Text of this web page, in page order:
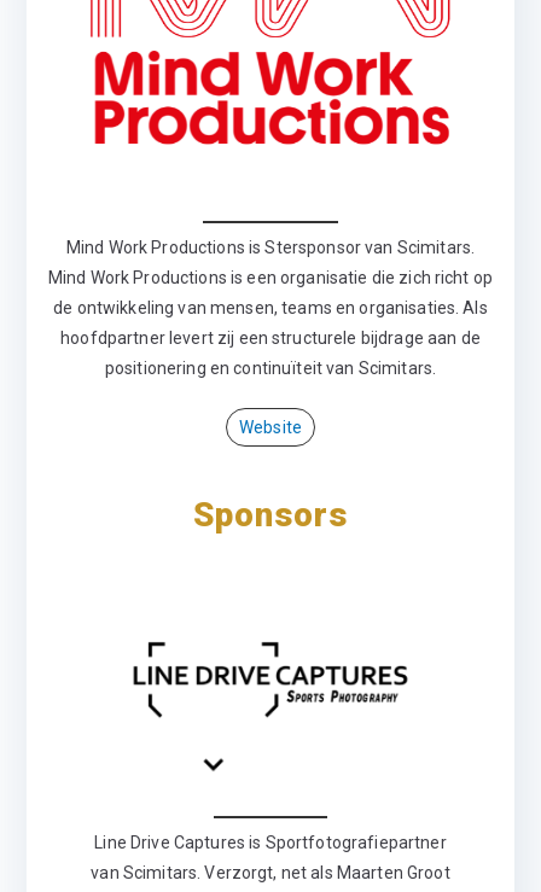
Mind Work Productions is Stersponsor van Scimitars.
Mind Work Productions is een organisatie die zich richt op
de ontwikkeling van mensen, teams en organisaties. Als
hoofdpartner levert zij een structurele bijdrage aan de
positionering en continuïteit van Scimitars.
Website
Sponsors
Line Drive Captures is Sportfotografiepartner
van Scimitars. Verzorgt, net als Maarten Groot